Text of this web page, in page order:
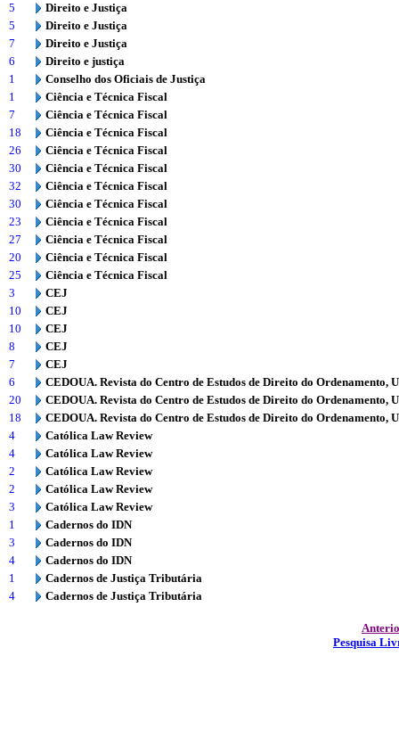
5
Direito e Justiça
5
Direito e Justiça
7
Direito e Justiça
6
Direito e justiça
1
Conselho dos Oficiais de Justiça
1
Ciência e Técnica Fiscal
7
Ciência e Técnica Fiscal
18
Ciência e Técnica Fiscal
26
Ciência e Técnica Fiscal
30
Ciência e Técnica Fiscal
32
Ciência e Técnica Fiscal
30
Ciência e Técnica Fiscal
23
Ciência e Técnica Fiscal
27
Ciência e Técnica Fiscal
20
Ciência e Técnica Fiscal
25
Ciência e Técnica Fiscal
3
CEJ
10
CEJ
10
CEJ
8
CEJ
7
CEJ
6
CEDOUA. Revista do Centro de Estudos de Direito do Ordenamento,
20
CEDOUA. Revista do Centro de Estudos de Direito do Ordenamento,
18
CEDOUA. Revista do Centro de Estudos de Direito do Ordenamento,
4
Católica Law Review
4
Católica Law Review
2
Católica Law Review
2
Católica Law Review
3
Católica Law Review
1
Cadernos do IDN
3
Cadernos do IDN
4
Cadernos do IDN
1
Cadernos de Justiça Tributária
4
Cadernos de Justiça Tributária
Pesquisa